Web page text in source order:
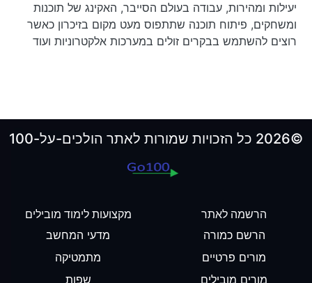
יעילות ומהירות, עבודה בעולם הסייבר, האקינג של תוכנות
ומשחקים, פיתוח תוכנה שתתפוס מעט מקום בזיכרון כאשר
רוצים להשתמש בבקרים זולים במערכות אלקטרוניות ועוד
©2026 כל הזכויות שמורות לאתר הולכים-על-100
הרשמה לאתר
הרשם כמורה
מורים פרטיים
מורים מובילים
מקצועות לימוד מובילים
מדעי המחשב
מתמטיקה
שפות